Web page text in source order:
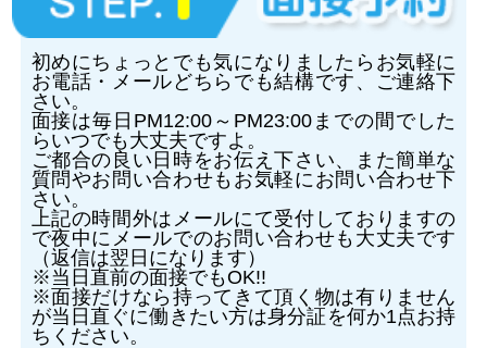
初めにちょっとでも気になりましたらお気軽に
お電話・メールどちらでも結構です、ご連絡下
さい。
面接は毎日PM12:00～PM23:00までの間でした
らいつでも大丈夫ですよ。
ご都合の良い日時をお伝え下さい、また簡単な
質問やお問い合わせもお気軽にお問い合わせ下
さい。
上記の時間外はメールにて受付しておりますの
で夜中にメールでのお問い合わせも大丈夫です
（返信は翌日になります）
※当日直前の面接でもOK!!
※面接だけなら持ってきて頂く物は有りません
が当日直ぐに働きたい方は身分証を何か1点お持
ちください。